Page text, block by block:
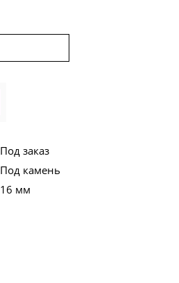
Под заказ
Под камень
16 мм